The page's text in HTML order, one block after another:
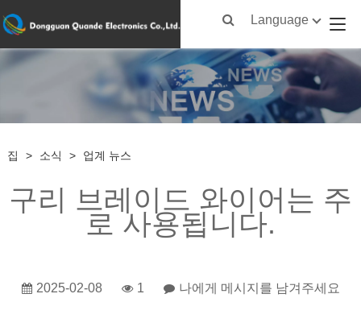
Language
집 > 소식 > 업계 뉴스
구리 브레이드 와이어는 주
로 사용됩니다.
2025-02-08 1 나에게 메시지를 남겨주세요